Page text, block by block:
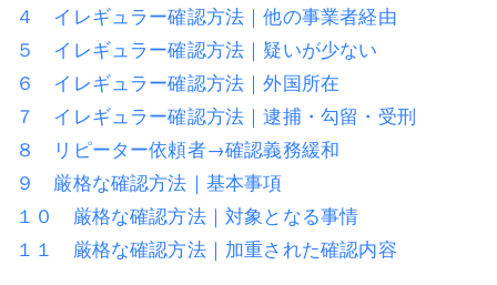
労働問題（解雇，残業等）
刑事弁護
交通事故
不動産登記
商業登記
調査・書面作成
刑事弁護
交通事故
不動産登記
商業登記
調査・書面作成
債務整理
４ イレギュラー確認方法｜他の事業者経由
５ イレギュラー確認方法｜疑いが少ない
６ イレギュラー確認方法｜外国所在
７ イレギュラー確認方法｜逮捕・勾留・受刑
８ リピーター依頼者→確認義務緩和
９ 厳格な確認方法｜基本事項
１０ 厳格な確認方法｜対象となる事情
１１ 厳格な確認方法｜加重された確認内容